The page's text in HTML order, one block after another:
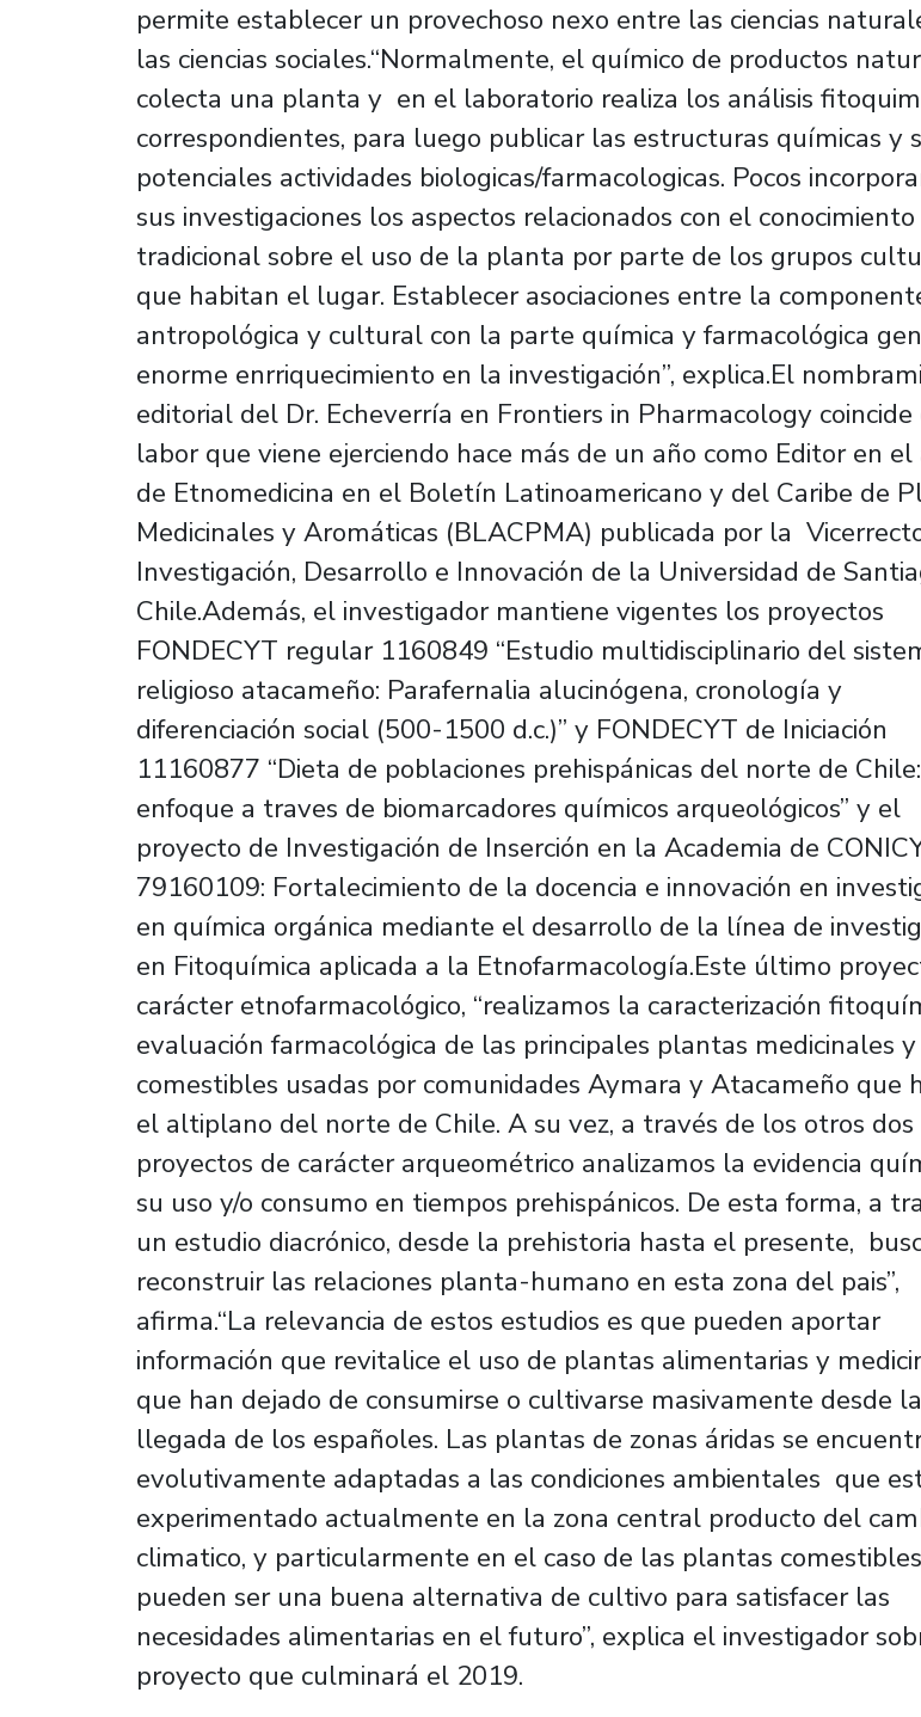
permite establecer un provechoso nexo entre las ciencias
las ciencias sociales.“Normalmente, el químico de productos
colecta una planta y en el laboratorio realiza los análisis
correspondientes, para luego publicar las estructuras químicas y
potenciales actividades biologicas/farmacologicas. Pocos
sus investigaciones los aspectos relacionados con el conocimiento
tradicional sobre el uso de la planta por parte de los grupos
que habitan el lugar. Establecer asociaciones entre la
antropológica y cultural con la parte química y farmacológica
enorme enrriquecimiento en la investigación”, explica.El
editorial del Dr. Echeverría en Frontiers in Pharmacology coincide
labor que viene ejerciendo hace más de un año como Editor en el
de Etnomedicina en el Boletín Latinoamericano y del Caribe de
Medicinales y Aromáticas (BLACPMA) publicada por la
Investigación, Desarrollo e Innovación de la Universidad de
Chile.Además, el investigador mantiene vigentes los proyectos
FONDECYT regular 1160849 “Estudio multidisciplinario del
religioso atacameño: Parafernalia alucinógena, cronología y
diferenciación social (500-1500 d.c.)” y FONDECYT de Iniciación
11160877 “Dieta de poblaciones prehispánicas del norte de
enfoque a traves de biomarcadores químicos arqueológicos” y el
proyecto de Investigación de Inserción en la Academia de
79160109: Fortalecimiento de la docencia e innovación en
en química orgánica mediante el desarrollo de la línea de
en Fitoquímica aplicada a la Etnofarmacología.Este último
carácter etnofarmacológico, “realizamos la caracterización
evaluación farmacológica de las principales plantas medicinales y
comestibles usadas por comunidades Aymara y Atacameño que
el altiplano del norte de Chile. A su vez, a través de los otros dos
proyectos de carácter arqueométrico analizamos la evidencia
su uso y/o consumo en tiempos prehispánicos. De esta forma, a
un estudio diacrónico, desde la prehistoria hasta el presente,
reconstruir las relaciones planta-humano en esta zona del pais”,
afirma.“La relevancia de estos estudios es que pueden aportar
información que revitalice el uso de plantas alimentarias y
que han dejado de consumirse o cultivarse masivamente desde la
llegada de los españoles. Las plantas de zonas áridas se
evolutivamente adaptadas a las condiciones ambientales que
experimentado actualmente en la zona central producto del
climatico, y particularmente en el caso de las plantas
pueden ser una buena alternativa de cultivo para satisfacer las
necesidades alimentarias en el futuro”, explica el investigador
proyecto que culminará el 2019.